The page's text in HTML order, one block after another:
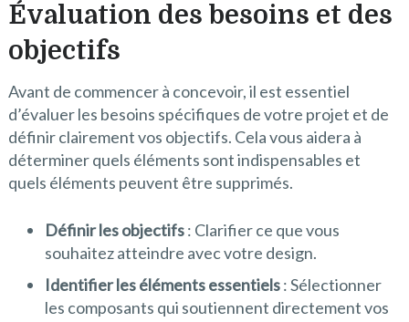
Évaluation des besoins et des
objectifs
Avant de commencer à concevoir, il est essentiel
d’évaluer les besoins spécifiques de votre projet et de
définir clairement vos objectifs. Cela vous aidera à
déterminer quels éléments sont indispensables et
quels éléments peuvent être supprimés.
Définir les objectifs: Clarifier ce que vous
souhaitez atteindre avec votre design.
Identifier les éléments essentiels: Sélectionner
les composants qui soutiennent directement vos